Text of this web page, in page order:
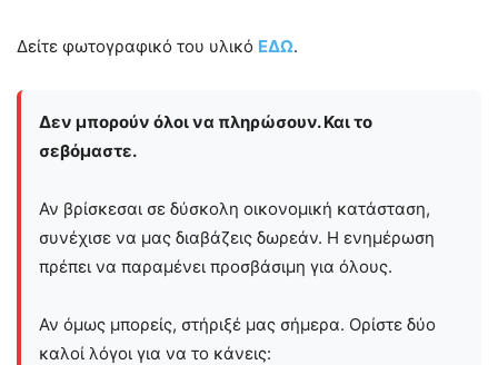
Δείτε φωτογραφικό του υλικό ΕΔΩ.
Δεν μπορούν όλοι να πληρώσουν. Και το
σεβόμαστε.
Αν βρίσκεσαι σε δύσκολη οικονομική κατάσταση,
συνέχισε να μας διαβάζεις δωρεάν. Η ενημέρωση
πρέπει να παραμένει προσβάσιμη για όλους.
Αν όμως μπορείς, στήριξέ μας σήμερα. Ορίστε δύο
καλοί λόγοι για να το κάνεις: